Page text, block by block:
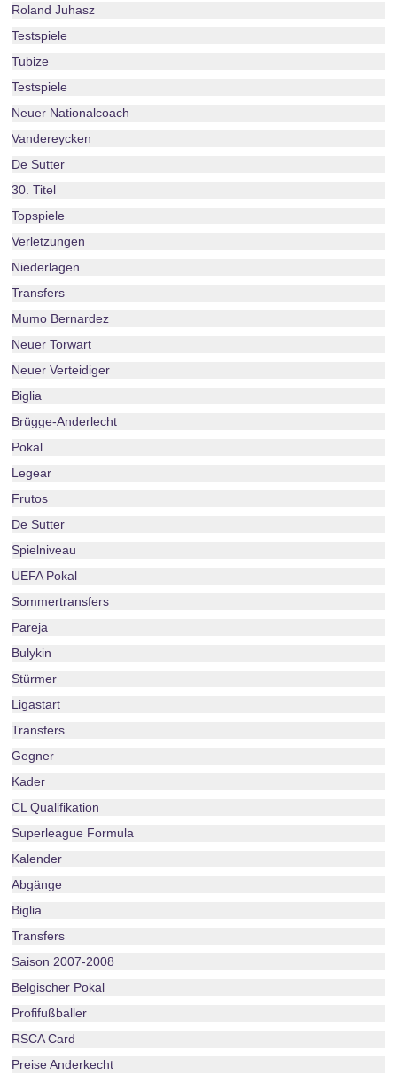
Roland Juhasz
Testspiele
Tubize
Testspiele
Neuer Nationalcoach
Vandereycken
De Sutter
30. Titel
Topspiele
Verletzungen
Niederlagen
Transfers
Mumo Bernardez
Neuer Torwart
Neuer Verteidiger
Biglia
Brügge-Anderlecht
Pokal
Legear
Frutos
De Sutter
Spielniveau
UEFA Pokal
Sommertransfers
Pareja
Bulykin
Stürmer
Ligastart
Transfers
Gegner
Kader
CL Qualifikation
Superleague Formula
Kalender
Abgänge
Biglia
Transfers
Saison 2007-2008
Belgischer Pokal
Profifußballer
RSCA Card
Preise Anderkecht